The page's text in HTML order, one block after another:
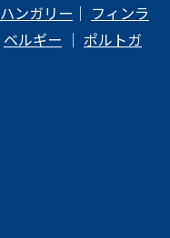
ハンガリー ｜ フィンラ
ベルギー ｜ ポルトガ